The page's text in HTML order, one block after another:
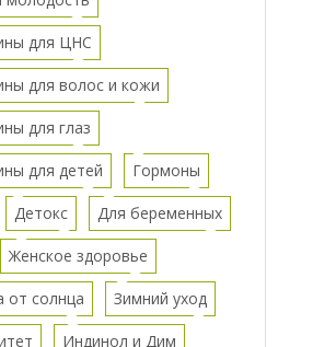
для ЦНС
для волос и кожи
для глаз
для детей Гормоны
Детокс Для беременных
Женское здоровье
от солнца Зимний уход
Индинол и Дим